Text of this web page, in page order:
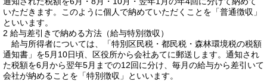
いただきます。このように個人で納めていただくことを「普通徴収」
といいます。
2 給与差引きで納める方法（給与特別徴収）
給与所得者については、「特別区民税・都民税・森林環境税の税額
通知書」を5月10日頃、区役所から会社あてに郵送します。通知され
た税額を6月から翌年5月までの12回に分け、毎月の給与から差引いて
会社が納めることを「特別徴収」といいます。